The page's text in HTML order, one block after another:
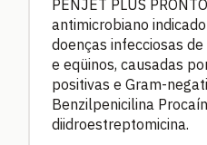
PENJET PLUS
antimicrobiano
doenças infecciosas
e eqüinos, causadas
positivas e Gram-
Benzilpenicilina
diidroestreptomicina.